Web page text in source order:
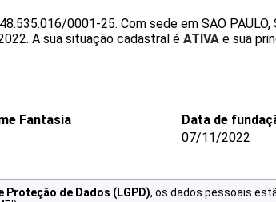
48.535.016/0001-25. Com sede em SAO PAULO,
A sua situação cadastral é ATIVA e sua
Fantasia
Data de
07/11/2022
Proteção de Dados (LGPD), os dados pessoais